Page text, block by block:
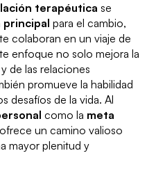
terapéutica se
principal para el cambio,
colaboran en un viaje de
enfoque no solo mejora la
de las relaciones
promueve la habilidad
desafíos de la vida. Al
como la meta
un camino valioso
mayor plenitud y